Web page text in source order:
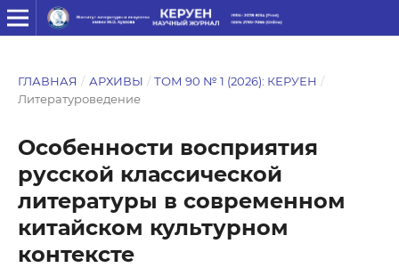
ГЛАВНАЯ / АРХИВЫ / ТОМ 90 № 1 (2026): КЕРУЕН /
Литературоведение
Особенности восприятия
русской классической
литературы в современном
китайском культурном
контексте